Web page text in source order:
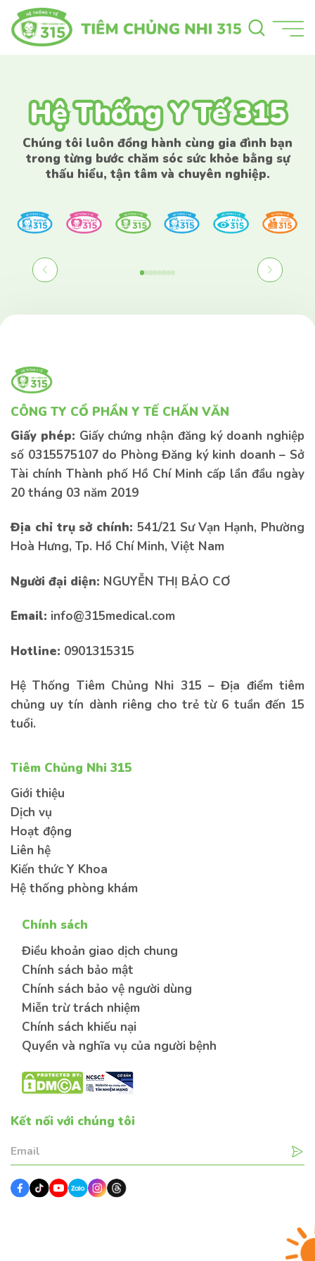
Kiến thức
Hệ Thống Y Tế 315
Hệ Thống Y Tế 315
Chúng tôi luôn đồng hành cùng gia đình bạn
trong từng bước chăm sóc sức khỏe bằng sự
thấu hiểu, tận tâm và chuyên nghiệp.
CÔNG TY CỔ PHẦN Y TẾ CHẤN VĂN
Giấy phép: Giấy chứng nhận đăng ký doanh nghiệp
số 0315575107 do Phòng Đăng ký kinh doanh – Sở
Tài chính Thành phố Hồ Chí Minh cấp lần đầu ngày
20 tháng 03 năm 2019
Địa chỉ trụ sở chính: 541/21 Sư Vạn Hạnh, Phường
Hoà Hưng, Tp. Hồ Chí Minh, Việt Nam
Người đại diện: NGUYỄN THỊ BẢO CƠ
Email: info@315medical.com
Hotline: 0901315315
Hệ Thống Tiêm Chủng Nhi 315 – Địa điểm tiêm
chủng uy tín dành riêng cho trẻ từ 6 tuần đến 15
tuổi.
Tiêm Chủng Nhi 315
Giới thiệu
Dịch vụ
Hoạt động
Liên hệ
Kiến thức Y Khoa
Hệ thống phòng khám
Chính sách
Điều khoản giao dịch chung
Chính sách bảo mật
Chính sách bảo vệ người dùng
Miễn trừ trách nhiệm
Chính sách khiếu nại
Quyền và nghĩa vụ của người bệnh
Kết nối với chúng tôi
Liên hệ tư vấn
Liên hệ tư vấn
Nếu bạn có bất kì thắc mắc nào vui lòng để
Gửi thông tin